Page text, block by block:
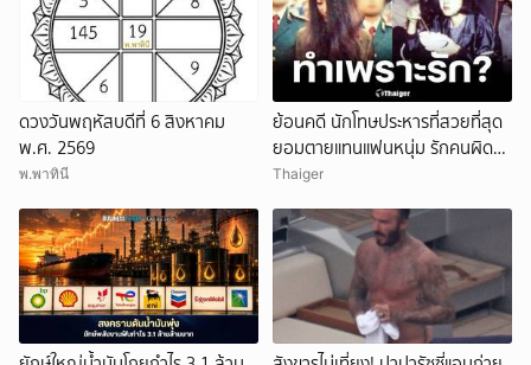
ดวงวันพฤหัสบดีที่ 6 สิงหาคม
พ.ศ. 2569
พ.พาทินี
ย้อนคดี นักโทษประหารที่สวยที่สุด
ยอมตายแทนแฟนหนุ่ม รักคนผิด
ชีวิตดิ่งเหว
Thaiger